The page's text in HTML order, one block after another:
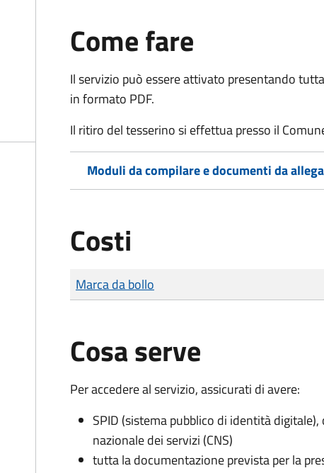
Come fare
Il servizio può essere attivato presentando
in formato PDF.
Il ritiro del tesserino si effettua presso il
Moduli da compilare e documenti da
Costi
Tipo di pagamento
Importo
Marca da bollo
Cosa serve
Per accedere al servizio, assicurati di avere:
SPID (sistema pubblico di identità
nazionale dei servizi (CNS)
tutta la documentazione prevista per la